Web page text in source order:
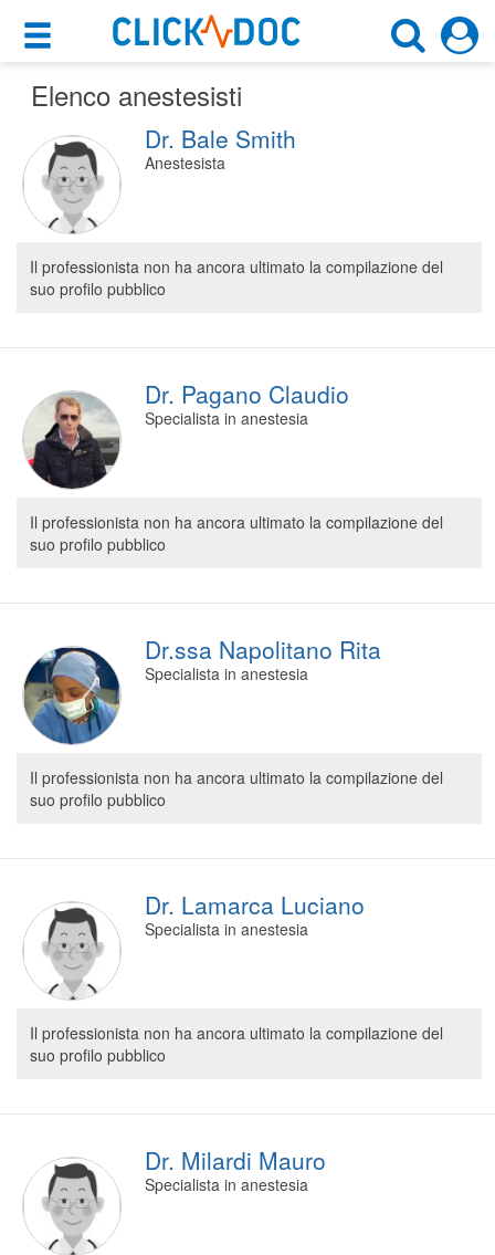
×
Motore di ricerca
×
Cerca uno specialista
Anestesista
Cosa possiamo offrirti
Per i pazienti
Prenota una visita
Ricerca specialisti
Consulti online
Per gli specialisti
Prenotazioni online
Planner e rubrica in cloud
Segreteria virtuale
Elenco anestesisti
Dr. Bale Smith
Anestesista
Il professionista non ha ancora ultimato la compilazione del
suo profilo pubblico
Dr. Pagano Claudio
Specialista in anestesia
Il professionista non ha ancora ultimato la compilazione del
suo profilo pubblico
Dr.ssa Napolitano Rita
Specialista in anestesia
Il professionista non ha ancora ultimato la compilazione del
suo profilo pubblico
Dr. Lamarca Luciano
Specialista in anestesia
Il professionista non ha ancora ultimato la compilazione del
suo profilo pubblico
Dr. Milardi Mauro
Specialista in anestesia